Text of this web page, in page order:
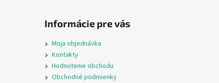
Informácie pre vás
Moja objednávka
Kontakty
Hodnotenie obchodu
Obchodné podmienky